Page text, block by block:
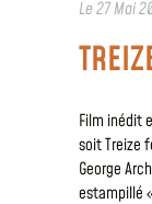
Le27 Mai
Film inédit
soit Treize
George
estampillé